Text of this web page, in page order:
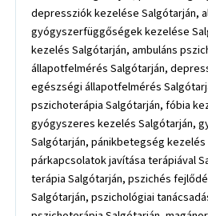
depressziók kezelése Salgótarján,
gyógyszerfüggőségek kezelése
kezelés Salgótarján, ambuláns
állapotfelmérés Salgótarján,
egészségi állapotfelmérés
pszichoterápia Salgótarján, fóbia
gyógyszeres kezelés Salgótarján,
Salgótarján, pánikbetegség kezelés
párkapcsolatok javítása terápiával
terápia Salgótarján, pszichés
Salgótarján, pszichológiai